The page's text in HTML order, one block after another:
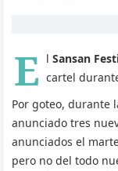
E l Sansan
cartel
Por goteo, durante
anunciado tres
anunciados el
pero no del todo